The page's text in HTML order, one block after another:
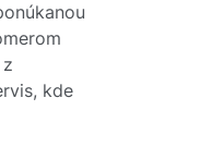
kde